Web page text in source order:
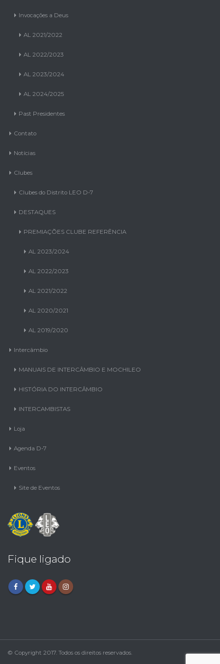
Invocações a Deus
AL 2021/2022
AL 2022/2023
AL 2023/2024
AL 2024/2025
Past Presidentes
Contato
Notícias
Clubes
Clubes do Distrito LEO D-7
DESTAQUES
PREMIAÇÕES CLUBE REFERÊNCIA
AL 2023/2024
AL 2022/2023
AL 2021/2022
AL 2020/2021
AL 2019/2020
Intercâmbio
MANUAIS DE INTERCÂMBIO E MOCHILEO
HISTÓRIA DO INTERCÂMBIO
INTERCAMBISTAS
Loja
Agenda D-7
Eventos
Site de Eventos
Fique ligado
© Copyright 2017. Todos os direitos reservados.